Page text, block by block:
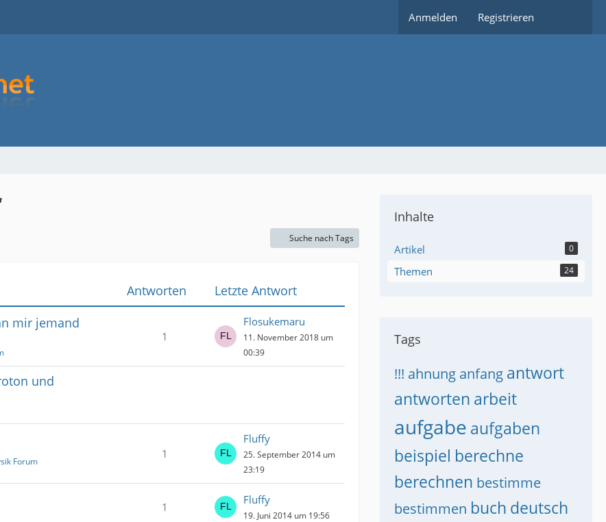
Anmelden Registrieren
Suche nach Tags
Antworten
Letzte Antwort
mir jemand
1
Flosukemaru
11. November 2018 um
00:39
und
Forum
1
Fluffy
25. September 2014 um
23:19
1
Fluffy
19. Juni 2014 um 19:56
Inhalte
Artikel 0
Themen 24
Tags
!!! ahnung anfang antwort
antworten arbeit
aufgabe aufgaben
beispiel berechne
berechnen bestimme
bestimmen buch deutsch